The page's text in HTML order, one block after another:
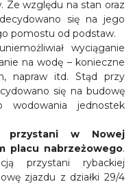
Ze względu na stan oraz
się na jego
pomostu od podstaw.
wyciąganie
na wodę – konieczne
napraw itd. Stąd przy
się na budowę
jednostek
przystani w Nowej
placu nabrzeżowego.
przystani rybackiej
zjazdu z działki 29/4